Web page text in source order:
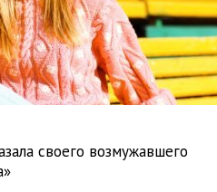
своего возмужавшего